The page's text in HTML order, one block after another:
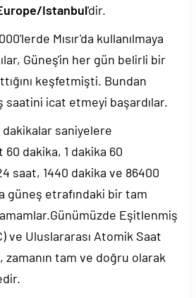
Istanbul'dir.
Mısır'da kullanılmaya
Güneş'in her gün belirli bir
keşfetmişti. Bundan
saatini icat etmeyi başardılar.
saniyelere
dakika, 1 dakika 60
saat, 1440 dakika ve 86400
güneş etrafındaki bir tam
Eşitlenmiş
ve Uluslararası Atomik Saat
zamanın tam ve doğru olarak